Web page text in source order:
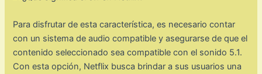
Para disfrutar de esta característica, es necesario contar
con un sistema de audio compatible y asegurarse de que el
contenido seleccionado sea compatible con el sonido 5.1.
Con esta opción, Netflix busca brindar a sus usuarios una